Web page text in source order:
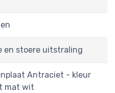
en stoere uitstraling
Antraciet - kleur
mat wit